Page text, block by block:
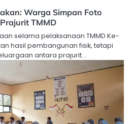
Warga Simpan Foto
TMMD
selama pelaksanaan TMMD Ke-
hasil pembangunan fisik, tetapi
antara prajurit…